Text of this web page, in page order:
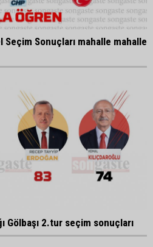
Seçim Sonuçları mahalle mahalle
Gölbaşı 2.tur seçim sonuçları